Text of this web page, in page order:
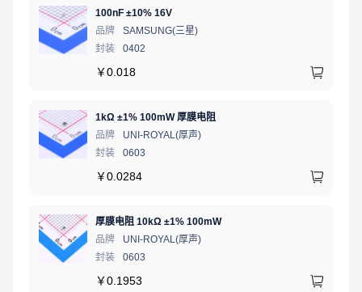
100nF ±10% 16V
品牌
SAMSUNG(三星)
封装
0402
￥0.018
1kΩ ±1% 100mW 厚膜电阻
品牌
UNI-ROYAL(厚声)
封装
0603
￥0.0284
厚膜电阻 10kΩ ±1% 100mW
品牌
UNI-ROYAL(厚声)
封装
0603
￥0.1953